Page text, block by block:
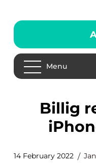
Menu
Billig reparation af
14 February 2022